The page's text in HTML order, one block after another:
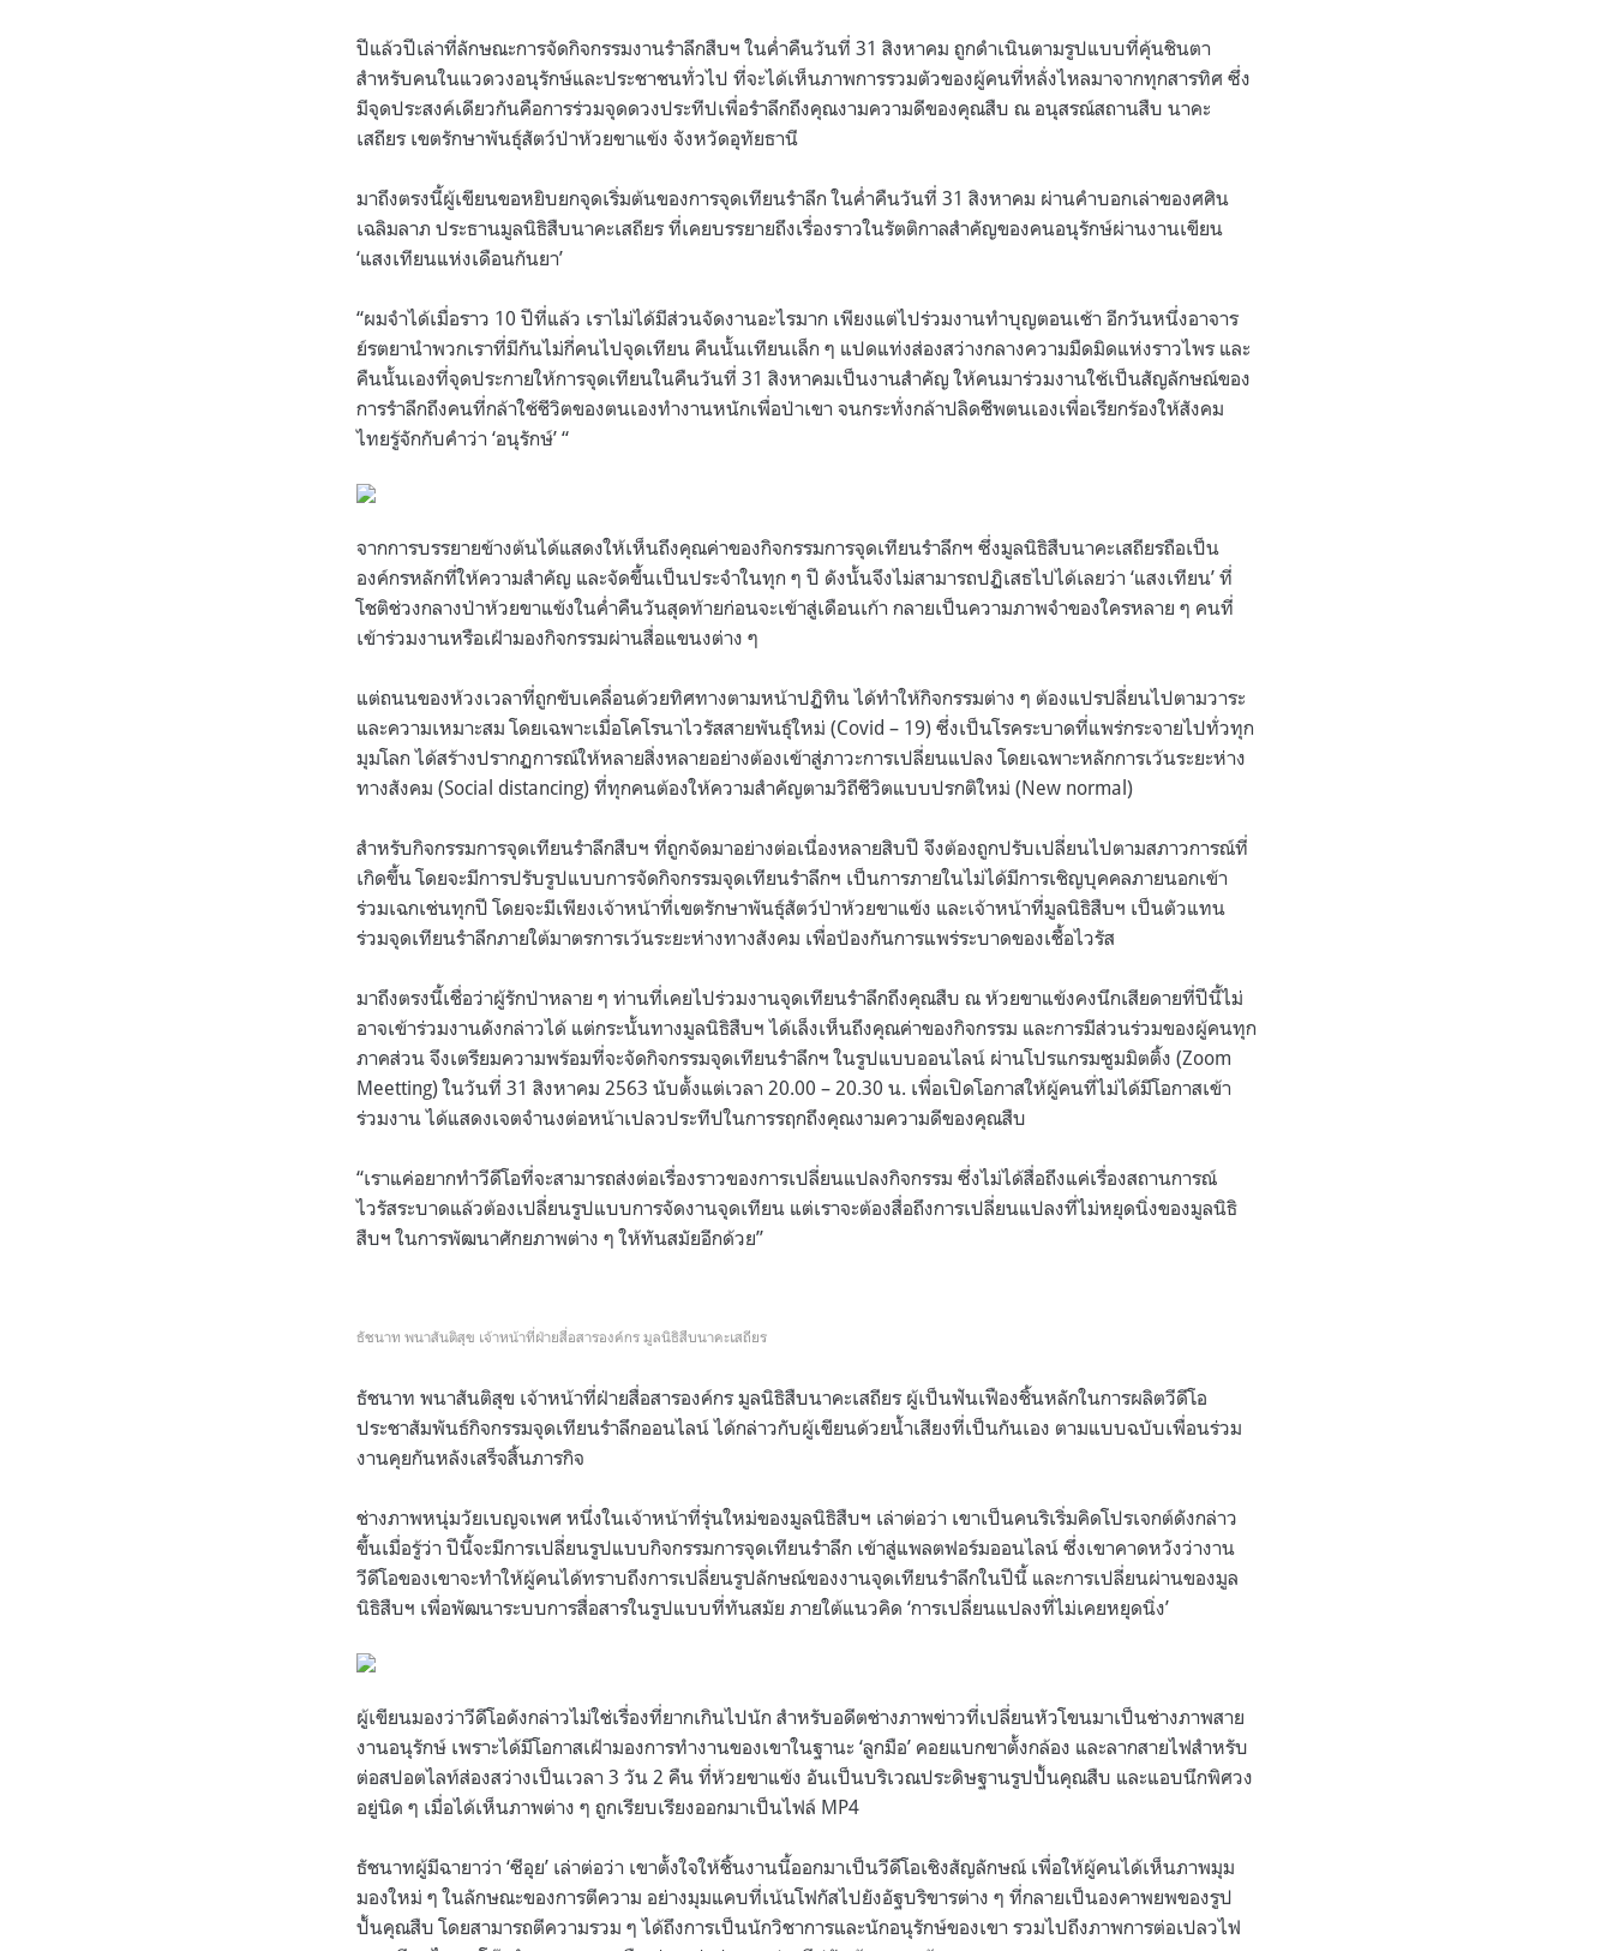
ปีแล้วปีเล่าที่ลักษณะการจัดกิจกรรมงานรำลึกสืบฯ ในค่ำคืนวันที่ 31 สิงหาคม ถูกดำเนินตามรูปแบบที่คุ้นชินตา
สำหรับคนในแวดวงอนุรักษ์และประชาชนทั่วไป ที่จะได้เห็นภาพการรวมตัวของผู้คนที่หลั่งไหลมาจากทุกสารทิศ ซึ่ง
มีจุดประสงค์เดียวกันคือการร่วมจุดดวงประทีปเพื่อรำลึกถึงคุณงามความดีของคุณสืบ ณ อนุสรณ์สถานสืบ นาคะ
เสถียร เขตรักษาพันธุ์สัตว์ป่าห้วยขาแข้ง จังหวัดอุทัยธานี
มาถึงตรงนี้ผู้เขียนขอหยิบยกจุดเริ่มต้นของการจุดเทียนรำลึก ในค่ำคืนวันที่ 31 สิงหาคม ผ่านคำบอกเล่าของศศิน
เฉลิมลาภ ประธานมูลนิธิสืบนาคะเสถียร ที่เคยบรรยายถึงเรื่องราวในรัตติกาลสำคัญของคนอนุรักษ์ผ่านงานเขียน
‘แสงเทียนแห่งเดือนกันยา’
“ผมจำได้เมื่อราว 10 ปีที่แล้ว เราไม่ได้มีส่วนจัดงานอะไรมาก เพียงแต่ไปร่วมงานทำบุญตอนเช้า อีกวันหนึ่งอาจาร
ย์รตยานำพวกเราที่มีกันไม่กี่คนไปจุดเทียน คืนนั้นเทียนเล็ก ๆ แปดแท่งส่องสว่างกลางความมืดมิดแห่งราวไพร และ
คืนนั้นเองที่จุดประกายให้การจุดเทียนในคืนวันที่ 31 สิงหาคมเป็นงานสำคัญ ให้คนมาร่วมงานใช้เป็นสัญลักษณ์ของ
การรำลึกถึงคนที่กล้าใช้ชีวิตของตนเองทำงานหนักเพื่อป่าเขา จนกระทั่งกล้าปลิดชีพตนเองเพื่อเรียกร้องให้สังคม
ไทยรู้จักกับคำว่า ‘อนุรักษ์’ “
จากการบรรยายข้างต้นได้แสดงให้เห็นถึงคุณค่าของกิจกรรมการจุดเทียนรำลึกฯ ซึ่งมูลนิธิสืบนาคะเสถียรถือเป็น
องค์กรหลักที่ให้ความสำคัญ และจัดขึ้นเป็นประจำในทุก ๆ ปี ดังนั้นจึงไม่สามารถปฏิเสธไปได้เลยว่า ‘แสงเทียน’ ที่
โชติช่วงกลางป่าห้วยขาแข้งในค่ำคืนวันสุดท้ายก่อนจะเข้าสู่เดือนเก้า กลายเป็นความภาพจำของใครหลาย ๆ คนที่
เข้าร่วมงานหรือเฝ้ามองกิจกรรมผ่านสื่อแขนงต่าง ๆ
แต่ถนนของห้วงเวลาที่ถูกขับเคลื่อนด้วยทิศทางตามหน้าปฏิทิน ได้ทำให้กิจกรรมต่าง ๆ ต้องแปรปลี่ยนไปตามวาระ
และความเหมาะสม โดยเฉพาะเมื่อโคโรนาไวรัสสายพันธุ์ใหม่ (Covid – 19) ซึ่งเป็นโรคระบาดที่แพร่กระจายไปทั่วทุก
มุมโลก ได้สร้างปรากฏการณ์ให้หลายสิ่งหลายอย่างต้องเข้าสู่ภาวะการเปลี่ยนแปลง โดยเฉพาะหลักการเว้นระยะห่าง
ทางสังคม (Social distancing) ที่ทุกคนต้องให้ความสำคัญตามวิถีชีวิตแบบปรกติใหม่ (New normal)
สำหรับกิจกรรมการจุดเทียนรำลึกสืบฯ ที่ถูกจัดมาอย่างต่อเนื่องหลายสิบปี จึงต้องถูกปรับเปลี่ยนไปตามสภาวการณ์ที่
เกิดขึ้น โดยจะมีการปรับรูปแบบการจัดกิจกรรมจุดเทียนรำลึกฯ เป็นการภายในไม่ได้มีการเชิญบุคคลภายนอกเข้า
ร่วมเฉกเช่นทุกปี โดยจะมีเพียงเจ้าหน้าที่เขตรักษาพันธุ์สัตว์ป่าห้วยขาแข้ง และเจ้าหน้าที่มูลนิธิสืบฯ เป็นตัวแทน
ร่วมจุดเทียนรำลึกภายใต้มาตรการเว้นระยะห่างทางสังคม เพื่อป้องกันการแพร่ระบาดของเชื้อไวรัส
มาถึงตรงนี้เชื่อว่าผู้รักป่าหลาย ๆ ท่านที่เคยไปร่วมงานจุดเทียนรำลึกถึงคุณสืบ ณ ห้วยขาแข้งคงนึกเสียดายที่ปีนี้ไม่
อาจเข้าร่วมงานดังกล่าวได้ แต่กระนั้นทางมูลนิธิสืบฯ ได้เล็งเห็นถึงคุณค่าของกิจกรรม และการมีส่วนร่วมของผู้คนทุก
ภาคส่วน จึงเตรียมความพร้อมที่จะจัดกิจกรรมจุดเทียนรำลึกฯ ในรูปแบบออนไลน์ ผ่านโปรแกรมซูมมิตติ้ง (Zoom
Meetting) ในวันที่ 31 สิงหาคม 2563 นับตั้งแต่เวลา 20.00 – 20.30 น. เพื่อเปิดโอกาสให้ผู้คนที่ไม่ได้มีโอกาสเข้า
ร่วมงาน ได้แสดงเจตจำนงต่อหน้าเปลวประทีปในการรฤกถึงคุณงามความดีของคุณสืบ
“เราแค่อยากทำวีดีโอที่จะสามารถส่งต่อเรื่องราวของการเปลี่ยนแปลงกิจกรรม ซึ่งไม่ได้สื่อถึงแค่เรื่องสถานการณ์
ไวรัสระบาดแล้วต้องเปลี่ยนรูปแบบการจัดงานจุดเทียน แต่เราจะต้องสื่อถึงการเปลี่ยนแปลงที่ไม่หยุดนิ่งของมูลนิธิ
สืบฯ ในการพัฒนาศักยภาพต่าง ๆ ให้ทันสมัยอีกด้วย”
ธัชนาท พนาสันติสุข เจ้าหน้าที่ฝ่ายสื่อสารองค์กร มูลนิธิสืบนาคะเสถียร
ธัชนาท พนาสันติสุข เจ้าหน้าที่ฝ่ายสื่อสารองค์กร มูลนิธิสืบนาคะเสถียร ผู้เป็นฟันเฟืองชิ้นหลักในการผลิตวีดีโอ
ประชาสัมพันธ์กิจกรรมจุดเทียนรำลึกออนไลน์ ได้กล่าวกับผู้เขียนด้วยน้ำเสียงที่เป็นกันเอง ตามแบบฉบับเพื่อนร่วม
งานคุยกันหลังเสร็จสิ้นภารกิจ
ช่างภาพหนุ่มวัยเบญจเพศ หนึ่งในเจ้าหน้าที่รุ่นใหม่ของมูลนิธิสืบฯ เล่าต่อว่า เขาเป็นคนริเริ่มคิดโปรเจกต์ดังกล่าว
ขึ้นเมื่อรู้ว่า ปีนี้จะมีการเปลี่ยนรูปแบบกิจกรรมการจุดเทียนรำลึก เข้าสู่แพลตฟอร์มออนไลน์ ซึ่งเขาคาดหวังว่างาน
วีดีโอของเขาจะทำให้ผู้คนได้ทราบถึงการเปลี่ยนรูปลักษณ์ของงานจุดเทียนรำลึกในปีนี้ และการเปลี่ยนผ่านของมูล
นิธิสืบฯ เพื่อพัฒนาระบบการสื่อสารในรูปแบบที่ทันสมัย ภายใต้แนวคิด ‘การเปลี่ยนแปลงที่ไม่เคยหยุดนิ่ง’
ผู้เขียนมองว่าวีดีโอดังกล่าวไม่ใช่เรื่องที่ยากเกินไปนัก สำหรับอดีตช่างภาพข่าวที่เปลี่ยนหัวโขนมาเป็นช่างภาพสาย
งานอนุรักษ์ เพราะได้มีโอกาสเฝ้ามองการทำงานของเขาในฐานะ ‘ลูกมือ’ คอยแบกขาตั้งกล้อง และลากสายไฟสำหรับ
ต่อสปอตไลท์ส่องสว่างเป็นเวลา 3 วัน 2 คืน ที่ห้วยขาแข้ง อันเป็นบริเวณประดิษฐานรูปปั้นคุณสืบ และแอบนึกพิศวง
อยู่นิด ๆ เมื่อได้เห็นภาพต่าง ๆ ถูกเรียบเรียงออกมาเป็นไฟล์ MP4
ธัชนาทผู้มีฉายาว่า ‘ซีอุย’ เล่าต่อว่า เขาตั้งใจให้ชิ้นงานนี้ออกมาเป็นวีดีโอเชิงสัญลักษณ์ เพื่อให้ผู้คนได้เห็นภาพมุม
มองใหม่ ๆ ในลักษณะของการตีความ อย่างมุมแคบที่เน้นโฟกัสไปยังอัฐบริขารต่าง ๆ ที่กลายเป็นองคาพยพของรูป
ปั้นคุณสืบ โดยสามารถตีความรวม ๆ ได้ถึงการเป็นนักวิชาการและนักอนุรักษ์ของเขา รวมไปถึงภาพการต่อเปลวไฟ